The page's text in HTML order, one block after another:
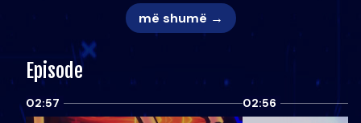
më shumë →
Episode
02:57 02:56